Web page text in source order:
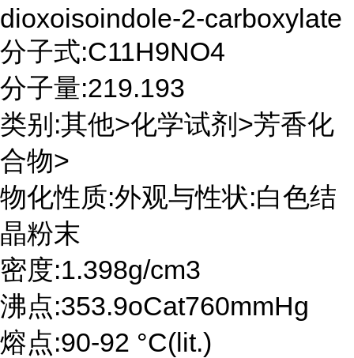
dioxoisoindole-2-carboxylate
分子式:C11H9NO4
分子量:219.193
类别:其他>化学试剂>芳香化
合物>
物化性质:外观与性状:白色结
晶粉末
密度:1.398g/cm3
沸点:353.9oCat760mmHg
熔点:90-92 °C(lit.)